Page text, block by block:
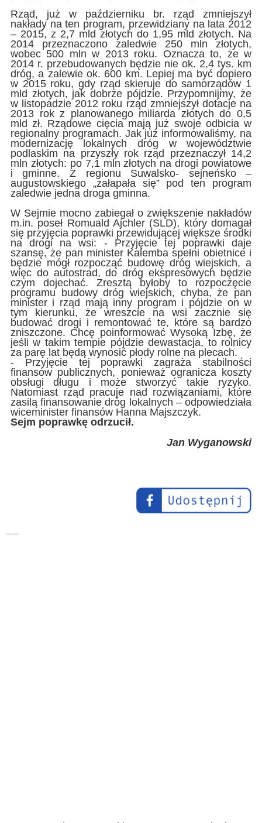
Rząd, już w październiku br. rząd zmniejszył
nakłady na ten program, przewidziany na lata 2012
– 2015, z 2,7 mld złotych do 1,95 mld złotych. Na
2014 przeznaczono zaledwie 250 mln złotych,
wobec 500 mln w 2013 roku. Oznacza to, że w
2014 r. przebudowanych będzie nie ok. 2,4 tys. km
dróg, a zalewie ok. 600 km. Lepiej ma być dopiero
w 2015 roku, gdy rząd skieruje do samorządów 1
mld złotych, jak dobrze pójdzie. Przypomnijmy, że
w listopadzie 2012 roku rząd zmniejszył dotacje na
2013 rok z planowanego miliarda złotych do 0,5
mld zł. Rządowe cięcia mają już swoje odbicia w
regionalny programach. Jak już informowaliśmy, na
modernizację lokalnych dróg w województwie
podlaskim na przyszły rok rząd przeznaczył 14,2
mln złotych: po 7,1 mln złotych na drogi powiatowe
i gminne. Z regionu Suwalsko- sejneńsko –
augustowskiego „załapała się” pod ten program
zaledwie jedna droga gminna.
W Sejmie mocno zabiegał o zwiększenie nakładów
m.in. poseł Romuald Ajchler (SLD), który domagał
się przyjęcia poprawki przewidującej większe środki
na drogi na wsi: - Przyjęcie tej poprawki daje
szansę, że pan minister Kalemba spełni obietnice i
będzie mógł rozpocząć budowę dróg wiejskich, a
więc do autostrad, do dróg ekspresowych będzie
czym dojechać. Zresztą byłoby to rozpoczęcie
programu budowy dróg wiejskich, chyba, że pan
minister i rząd mają inny program i pójdzie on w
tym kierunku, że wreszcie na wsi zacznie się
budować drogi i remontować te, które są bardzo
zniszczone. Chcę poinformować Wysoką Izbę, że
jeśli w takim tempie pójdzie dewastacja, to rolnicy
za parę lat będą wynosić płody rolne na plecach.
- Przyjęcie tej poprawki zagraża stabilności
finansów publicznych, ponieważ ogranicza koszty
obsługi długu i może stworzyć takie ryzyko.
Natomiast rząd pracuje nad rozwiązaniami, które
zasilą finansowanie dróg lokalnych – odpowiedziała
wiceminister finansów Hanna Majszczyk.
Sejm poprawkę odrzucił.
Jan Wyganowski